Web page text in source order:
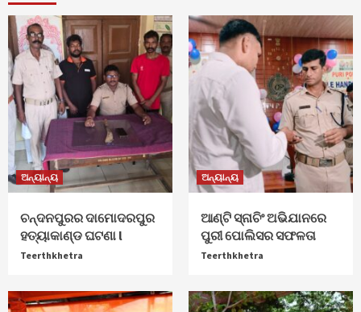
ଅନ୍ୟାନ୍ୟ
ଚନ୍ଦନପୁରର ଦାମୋଦରପୁର
ହତ୍ୟାକାଣ୍ଡ ଘଟଣା l
Teerthkhetra
ଅନ୍ୟାନ୍ୟ
ଆଣ୍ଟି ସ୍ନାଚିଂ ଅଭିଯାନରେ
ପୁରୀ ପୋଲିସର ସଫଳତା
Teerthkhetra